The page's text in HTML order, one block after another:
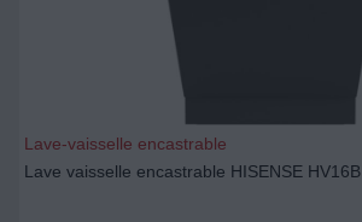
Lave-vaisselle encastrable
Lave vaisselle encastrable HISENSE HV16B